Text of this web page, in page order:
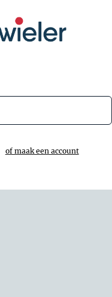
of maak een account